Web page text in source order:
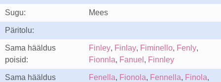
Sugu: Mees
Päritolu:
Sama hääldus
poisid:
Finley, Finlay, Fiminello, Fenly,
Fionnla, Fanuel , Finnley
Sama hääldus
Fenella, Fionola, Fennella, Finola,